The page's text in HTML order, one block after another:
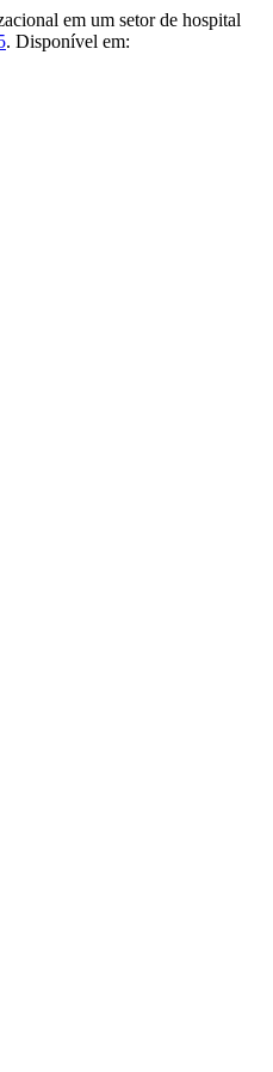
em um setor de hospital
. Disponível em: